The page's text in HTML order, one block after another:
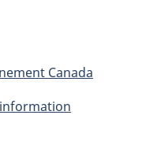
Canada